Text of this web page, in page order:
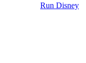
Run Disney